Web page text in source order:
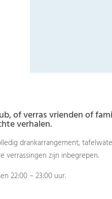
of verras vrienden of
verhalen.
drankarrangement,
verrassingen zijn inbegrepen.
22:00 – 23:00 uur.